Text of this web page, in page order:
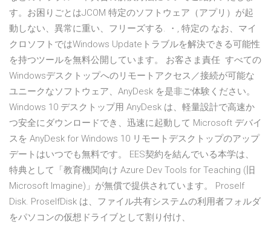
す。お困りごとはJCOM 特定のソフトウェア（アプリ）が起
動しない、異常に重い、フリーズする. ・, 特定の なお、マイ
クロソフトではWindows Updateトラブルを解決できる可能性
を持つツールを無料公開しています。 お客さま責任 すべての
Windowsデスクトップへのリモートアクセス／接続が可能な
ユニークなソフトウェア、AnyDesk を是非ご体験ください。
Windows 10 デスクトップ用 AnyDesk は、軽量設計で高速か
つ安全にダウンロードでき、迅速に起動して Microsoft デバイ
スを AnyDesk for Windows 10 リモートデスクトップのアップ
デートはいつでも無料です。 EES契約を結んでいる本学は、
特典として「教育機関向け Azure Dev Tools for Teaching (旧
Microsoft Imagine)」が無償で提供されています。 Proself
Disk. ProselfDisk は、ファイル共有システムの利用者フォルダ
をパソコンの仮想ドライブとして割り付け、